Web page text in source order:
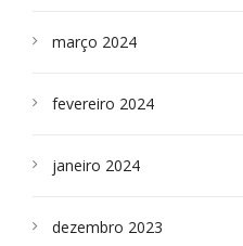
março 2024
fevereiro 2024
janeiro 2024
dezembro 2023